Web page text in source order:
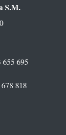
S.M.
655 695
818